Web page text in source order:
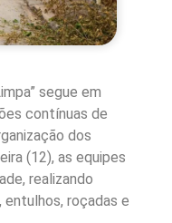
segue em
contínuas de
dos
(12), as equipes
realizando
roçadas e